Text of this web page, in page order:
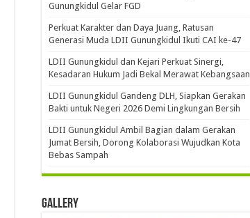
Gunungkidul Gelar FGD
Perkuat Karakter dan Daya Juang, Ratusan
Generasi Muda LDII Gunungkidul Ikuti CAI ke-47
LDII Gunungkidul dan Kejari Perkuat Sinergi,
Kesadaran Hukum Jadi Bekal Merawat Kebangsaan
LDII Gunungkidul Gandeng DLH, Siapkan Gerakan
Bakti untuk Negeri 2026 Demi Lingkungan Bersih
LDII Gunungkidul Ambil Bagian dalam Gerakan
Jumat Bersih, Dorong Kolaborasi Wujudkan Kota
Bebas Sampah
Gallery